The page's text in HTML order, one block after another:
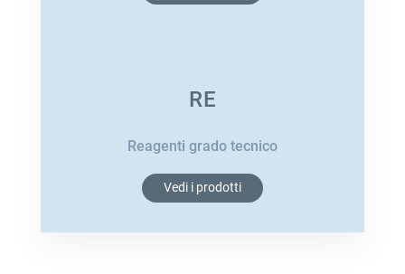
RE
Reagenti grado tecnico
Vedi i prodotti